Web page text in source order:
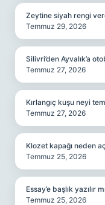
Zeytine siyah rengi
Temmuz 29, 2026
Silivri’den Ayvalık’a
Temmuz 27, 2026
Kırlangıç kuşu neyi
Temmuz 27, 2026
Klozet kapağı neden
Temmuz 25, 2026
Essay’e başlık yazılır
Temmuz 25, 2026